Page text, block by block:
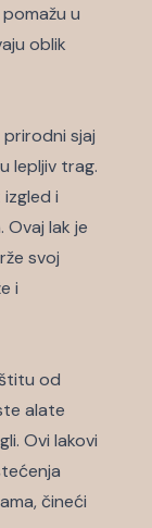
u
oblik
sjaj
lepljiv trag.
i
Ovaj lak je
svoj
i
od
alate
Ovi lakovi
čineći